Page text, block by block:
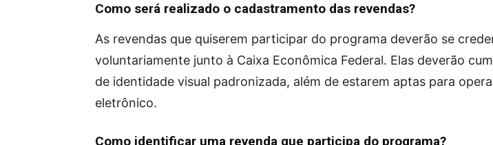
Como será realizado o cadastramento das revendas?
As revendas que quiserem participar do programa deverão se
voluntariamente junto à Caixa Econômica Federal. Elas deverão
de identidade visual padronizada, além de estarem aptas para
eletrônico.
Como identificar uma revenda que participa do programa?